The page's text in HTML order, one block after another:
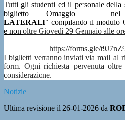
Tutti gli studenti ed il personale della
biglietto Omaggio
nel
LATERALI"compilando il modulo
e non oltre Giovedì 29 Gennaio alle
https://forms.gle/
I biglietti verranno inviati via mail al
form.Ogni richiesta pervenuta
considerazione.
Notizie
Ultima revisione il 26-01-2026 da